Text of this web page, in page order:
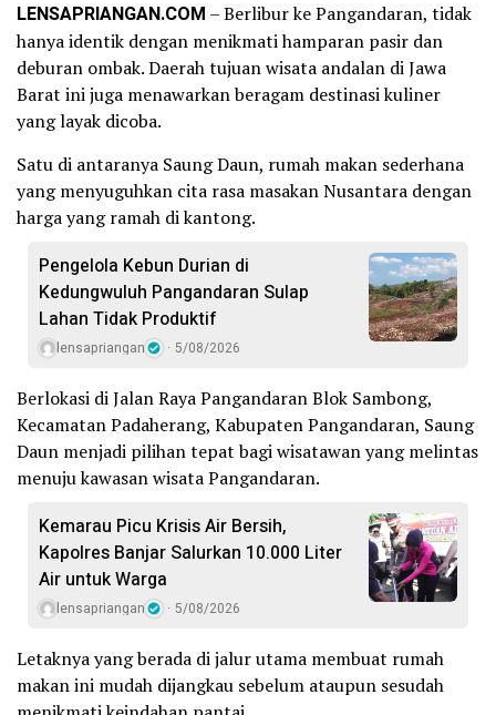
LENSAPRIANGAN.COM – Berlibur ke Pangandaran, tidak
hanya identik dengan menikmati hamparan pasir dan
deburan ombak. Daerah tujuan wisata andalan di Jawa
Barat ini juga menawarkan beragam destinasi kuliner
yang layak dicoba.
Satu di antaranya Saung Daun, rumah makan sederhana
yang menyuguhkan cita rasa masakan Nusantara dengan
harga yang ramah di kantong.
Pengelola Kebun Durian di
Kedungwuluh Pangandaran Sulap
Lahan Tidak Produktif ‎
lensapriangan 5/08/2026
Berlokasi di Jalan Raya Pangandaran Blok Sambong,
Kecamatan Padaherang, Kabupaten Pangandaran, Saung
Daun menjadi pilihan tepat bagi wisatawan yang melintas
menuju kawasan wisata Pangandaran.
Kemarau Picu Krisis Air Bersih,
Kapolres Banjar Salurkan 10.000 Liter
Air untuk Warga
lensapriangan 5/08/2026
Letaknya yang berada di jalur utama membuat rumah
makan ini mudah dijangkau sebelum ataupun sesudah